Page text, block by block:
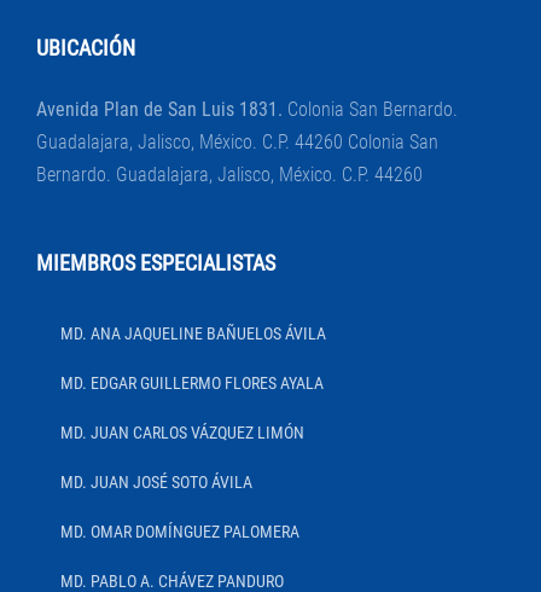
UBICACIÓN
Avenida Plan de San Luis 1831. Colonia San Bernardo.
Guadalajara, Jalisco, México. C.P. 44260 Colonia San
Bernardo. Guadalajara, Jalisco, México. C.P. 44260
MIEMBROS ESPECIALISTAS
MD. ANA JAQUELINE BAÑUELOS ÁVILA
MD. EDGAR GUILLERMO FLORES AYALA
MD. JUAN CARLOS VÁZQUEZ LIMÓN
MD. JUAN JOSÉ SOTO ÁVILA
MD. OMAR DOMÍNGUEZ PALOMERA
MD. PABLO A. CHÁVEZ PANDURO